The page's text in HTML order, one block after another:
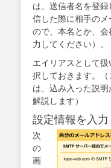
は、送信者名を登
信した際に相手の
ので、本名とか、
力してください）。
エイリアスとして
択しておきます。（
は、込み入った説
解説します）
設定情報を入力
次
の
画